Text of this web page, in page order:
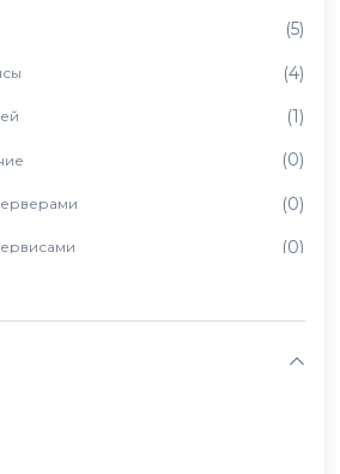
(5)
(4)
(1)
(0)
(0)
(0)